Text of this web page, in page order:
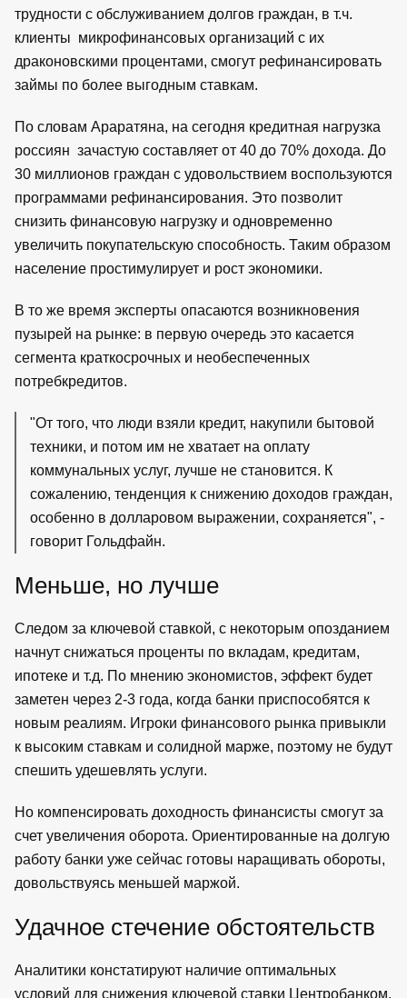
трудности с обслуживанием долгов граждан, в т.ч.
клиенты микрофинансовых организаций с их
драконовскими процентами, смогут рефинансировать
займы по более выгодным ставкам.
По словам Араратяна, на сегодня кредитная нагрузка
россиян зачастую составляет от 40 до 70% дохода. До
30 миллионов граждан с удовольствием воспользуются
программами рефинансирования. Это позволит
снизить финансовую нагрузку и одновременно
увеличить покупательскую способность. Таким образом
население простимулирует и рост экономики.
В то же время эксперты опасаются возникновения
пузырей на рынке: в первую очередь это касается
сегмента краткосрочных и необеспеченных
потребкредитов.
"От того, что люди взяли кредит, накупили бытовой
техники, и потом им не хватает на оплату
коммунальных услуг, лучше не становится. К
сожалению, тенденция к снижению доходов граждан,
особенно в долларовом выражении, сохраняется", -
говорит Гольдфайн.
Меньше, но лучше
Следом за ключевой ставкой, с некоторым опозданием
начнут снижаться проценты по вкладам, кредитам,
ипотеке и т.д. По мнению экономистов, эффект будет
заметен через 2-3 года, когда банки приспособятся к
новым реалиям. Игроки финансового рынка привыкли
к высоким ставкам и солидной марже, поэтому не будут
спешить удешевлять услуги.
Но компенсировать доходность финансисты смогут за
счет увеличения оборота. Ориентированные на долгую
работу банки уже сейчас готовы наращивать обороты,
довольствуясь меньшей маржой.
Удачное стечение обстоятельств
Аналитики констатируют наличие оптимальных
условий для снижения ключевой ставки Центробанком.